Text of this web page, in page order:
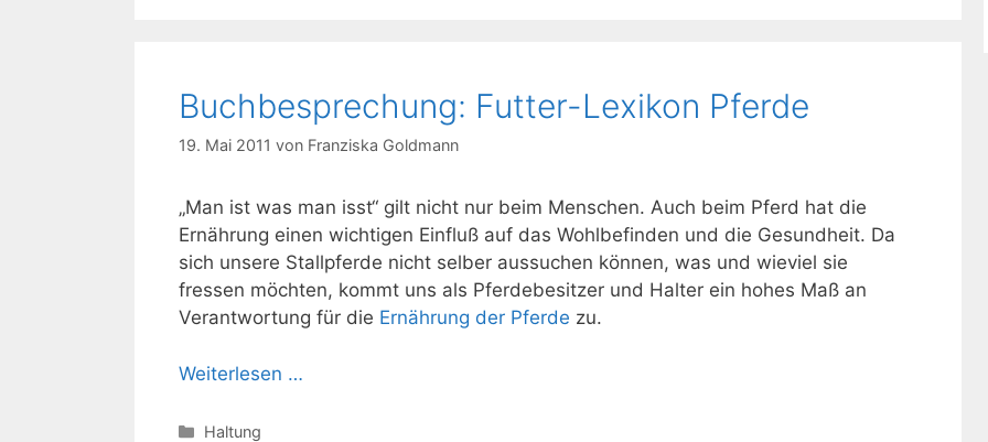
Buchbesprechung: Futter-Lexikon Pferde
19. Mai 2011 von Franziska Goldmann
„Man ist was man isst“ gilt nicht nur beim Menschen. Auch beim Pferd hat die
Ernährung einen wichtigen Einfluß auf das Wohlbefinden und die Gesundheit. Da
sich unsere Stallpferde nicht selber aussuchen können, was und wieviel sie
fressen möchten, kommt uns als Pferdebesitzer und Halter ein hohes Maß an
Verantwortung für die Ernährung der Pferde zu.
Weiterlesen …
Kategorien
Haltung